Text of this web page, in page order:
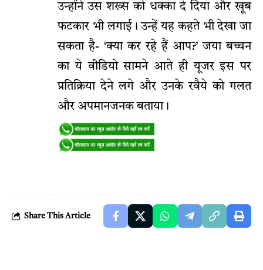
उन्होंने उस शख्स को धक्का दे दिया और खूब
फटकार भी लगाई। उन्हें यह कहते भी देखा जा
सकता है- ‘क्या कर रहे हैं आप?’ जया बच्चन
का ये वीडियो सामने आते ही यूजर इस पर
प्रतिक्रिया देने लगे और उनके रवैये को गलत
और अपमानजनक बताया।
Share This Article